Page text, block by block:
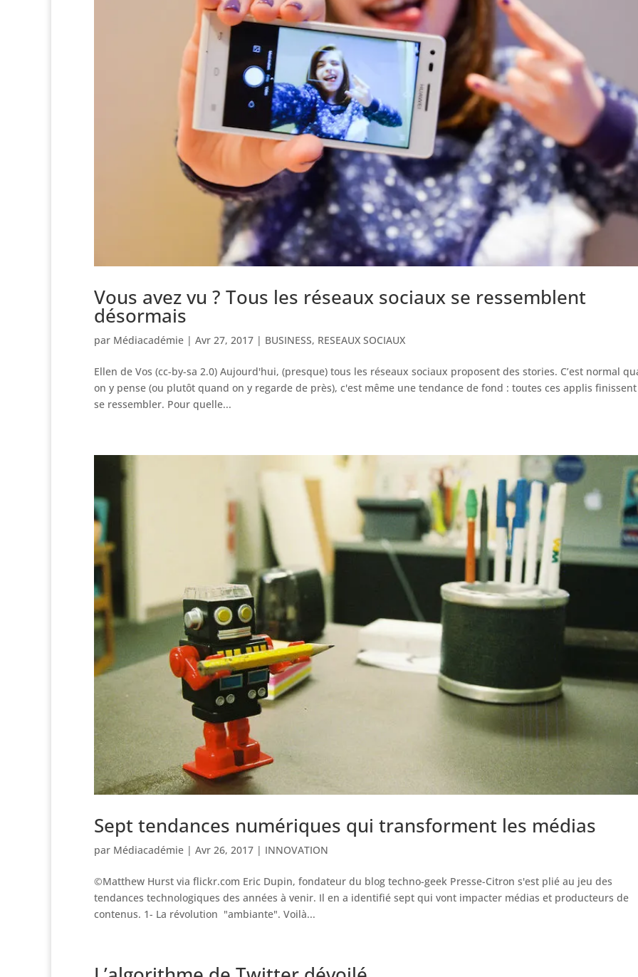
Vous avez vu ? Tous les réseaux sociaux se ressemblent
désormais
par Médiacadémie | Avr 27, 2017 | BUSINESS, RESEAUX SOCIAUX
Ellen de Vos (cc-by-sa 2.0) Aujourd'hui, (presque) tous les réseaux sociaux proposent des stories. C’est normal
on y pense (ou plutôt quand on y regarde de près), c'est même une tendance de fond : toutes ces applis
se ressembler. Pour quelle...
Sept tendances numériques qui transforment les médias
par Médiacadémie | Avr 26, 2017 | INNOVATION
©Matthew Hurst via flickr.com Eric Dupin, fondateur du blog techno-geek Presse-Citron s'est plié au jeu des
tendances technologiques des années à venir. Il en a identifié sept qui vont impacter médias et producteurs de
contenus. 1- La révolution "ambiante". Voilà...